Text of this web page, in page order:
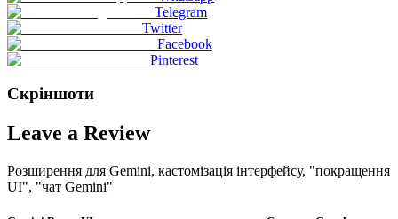
Telegram
Twitter
Facebook
Pinterest
Скріншоти
Leave a Review
Розширення для Gemini, кастомізація інтерфейсу, "покращення
UI", "чат Gemini"